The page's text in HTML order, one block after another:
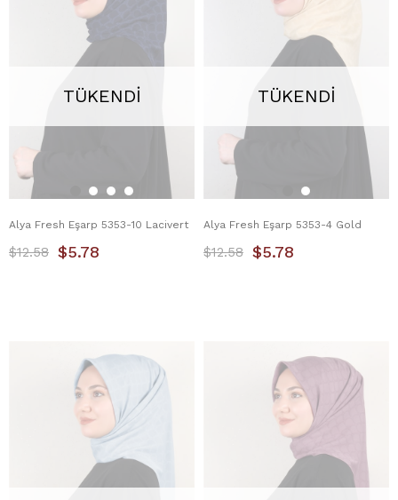
TÜKENDI
Alya Fresh Eşarp 5353-10 Lacivert
$5.78
$12.58
TÜKENDI
Alya Fresh Eşarp 5353-4 Gold
$5.78
$12.58